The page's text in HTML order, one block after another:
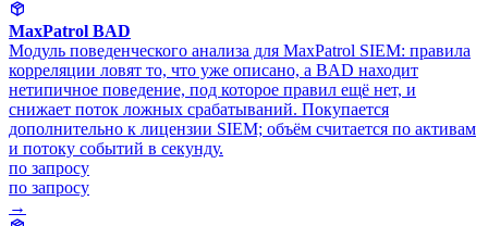
MaxPatrol BAD
Модуль поведенческого анализа для MaxPatrol SIEM: правила
корреляции ловят то, что уже описано, а BAD находит
нетипичное поведение, под которое правил ещё нет, и
снижает поток ложных срабатываний. Покупается
дополнительно к лицензии SIEM; объём считается по активам
и потоку событий в секунду.
по запросу
по запросу
→